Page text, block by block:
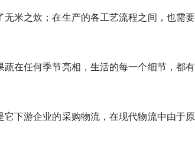
米之炊；在生产的各工艺流程之间，也需要
在任何季节亮相，生活的每一个细节，都有
下游企业的采购物流，在现代物流中由于原